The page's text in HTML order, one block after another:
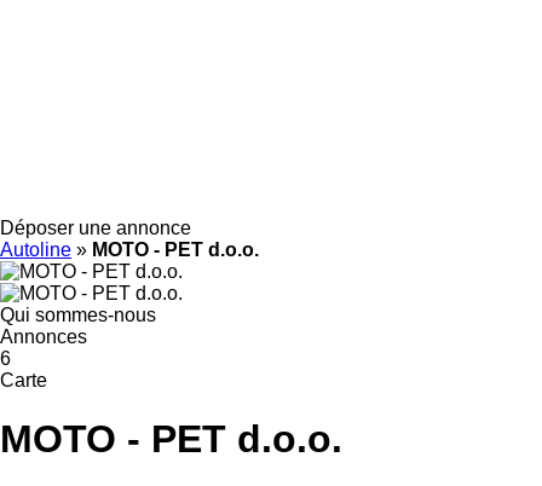
Déposer une annonce
Autoline » MOTO - PET d.o.o.
Qui sommes-nous
Annonces
6
Carte
MOTO - PET d.o.o.